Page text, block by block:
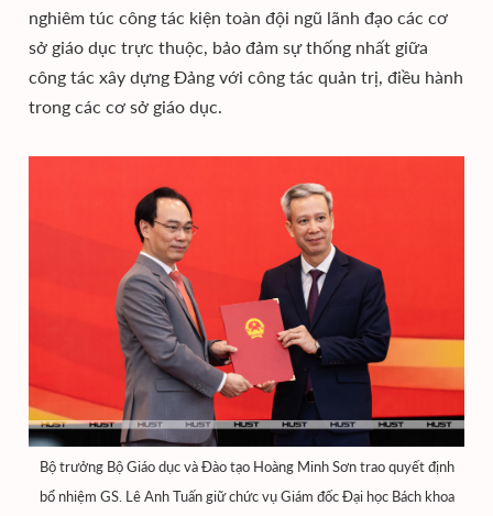
nghiêm túc công tác kiện toàn đội ngũ lãnh đạo các cơ
sở giáo dục trực thuộc, bảo đảm sự thống nhất giữa
công tác xây dựng Đảng với công tác quản trị, điều hành
trong các cơ sở giáo dục.
Bộ trưởng Bộ Giáo dục và Đào tạo Hoàng Minh Sơn trao quyết định
bổ nhiệm GS. Lê Anh Tuấn giữ chức vụ Giám đốc Đại học Bách khoa